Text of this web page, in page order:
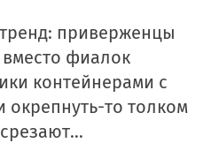
приверженцы
фиалок
контейнерами с
окрепнуть-то толком